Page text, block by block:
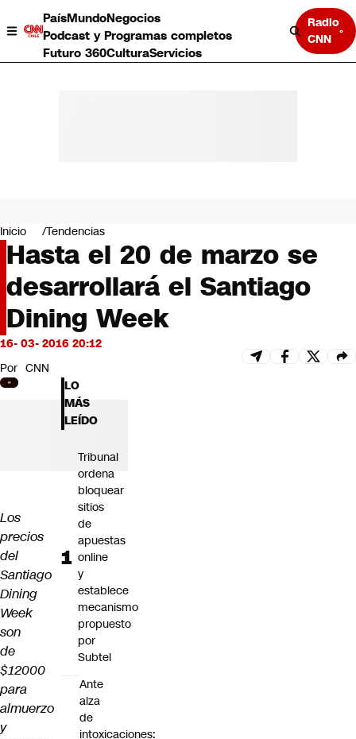
PaísMundoNegocios
Podcast y Programas completos
Futuro 360CulturaServicios
Radio
CNN
Negocios
Deportes
Programas completos
Cultura
Servicios
Bits
CNN tiempo
Futuro 360
Opinión
Inicio Tendencias
Hasta el 20 de marzo se
desarrollará el Santiago
Dining Week
16- 03- 2016 20:12
Por CNN
Los
precios
del
Santiago
Dining
Week
son
de
$12000
para
almuerzo
y
LO
MÁS
LEÍDO
Tribunal
ordena
bloquear
sitios
de
apuestas
online
y
establece
mecanismo
propuesto
por
Subtel
Ante
alza
de
intoxicaciones: